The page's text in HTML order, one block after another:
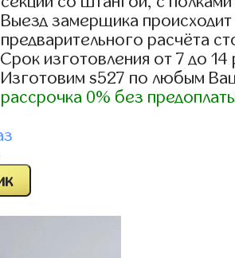
Выезд замерщика происходит
предварительного расчёта
Срок изготовления от 7 до 14
Изготовим s527 по любым
рассрочка 0% без